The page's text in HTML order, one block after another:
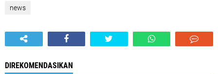
news
DIREKOMENDASIKAN